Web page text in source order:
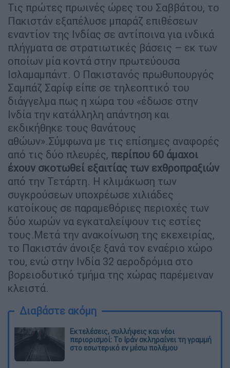
Τις πρώτες πρωινές ώρες του Σαββάτου, το
Πακιστάν εξαπέλυσε μπαράζ επιθέσεων
εναντίον της Ινδίας σε αντίποινα για ινδικά
πλήγματα σε στρατιωτικές βάσεις – εκ των
οποίων μία κοντά στην πρωτεύουσα
Ισλαμαμπάντ. Ο Πακιστανός πρωθυπουργός
Σαμπάζ Σαρίφ είπε σε τηλεοπτικό του
διάγγελμα πως η χώρα του «έδωσε στην
Ινδία την κατάλληλη απάντηση και
εκδικήθηκε τους θανάτους
αθώων».Σύμφωνα με τις επίσημες αναφορές
από τις δύο πλευρές, περίπου 60 άμαχοι
έχουν σκοτωθεί εξαιτίας των εχθροπραξιών
από την Τετάρτη. Η κλιμάκωση των
συγκρούσεων υποχρέωσε χιλιάδες
κατοίκους σε παραμεθόριες περιοχές των
δύο χωρών να εγκαταλείψουν τις εστίες
τους.Μετά την ανακοίνωση της εκεχειρίας,
το Πακιστάν άνοιξε ξανά τον εναέριο χώρο
του, ενώ στην Ινδία 32 αεροδρόμια στο
βορειοδυτικό τμήμα της χώρας παρέμειναν
κλειστά.
Διαβάστε ακόμη
Εκτελέσεις, συλλήψεις και νέοι
περιορισμοί: Το Ιράν σκληραίνει τη γραμμή
στο εσωτερικό εν μέσω πολέμου